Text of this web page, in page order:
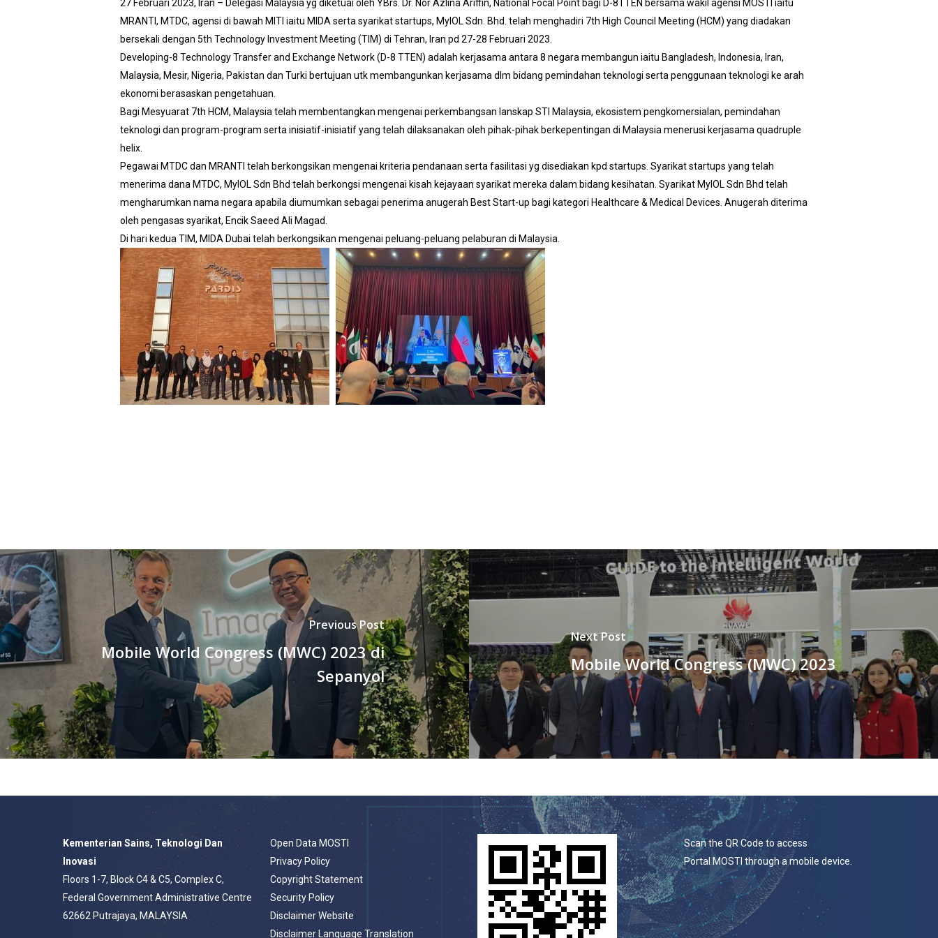
27 Februari 2023, Iran – Delegasi Malaysia yg diketuai oleh YBrs. Dr. Nor Azlina Ariffin, National Focal Point bagi D-8TTEN bersama wakil agensi MOSTI iaitu
MRANTI, MTDC, agensi di bawah MITI iaitu MIDA serta syarikat startups, MyIOL Sdn. Bhd. telah menghadiri 7th High Council Meeting (HCM) yang diadakan
bersekali dengan 5th Technology Investment Meeting (TIM) di Tehran, Iran pd 27-28 Februari 2023.
Developing-8 Technology Transfer and Exchange Network (D-8 TTEN) adalah kerjasama antara 8 negara membangun iaitu Bangladesh, Indonesia, Iran,
Malaysia, Mesir, Nigeria, Pakistan dan Turki bertujuan utk membangunkan kerjasama dlm bidang pemindahan teknologi serta penggunaan teknologi ke arah
ekonomi berasaskan pengetahuan.
Bagi Mesyuarat 7th HCM, Malaysia telah membentangkan mengenai perkembangsan lanskap STI Malaysia, ekosistem pengkomersialan, pemindahan
teknologi dan program-program serta inisiatif-inisiatif yang telah dilaksanakan oleh pihak-pihak berkepentingan di Malaysia menerusi kerjasama quadruple
helix.
Pegawai MTDC dan MRANTI telah berkongsikan mengenai kriteria pendanaan serta fasilitasi yg disediakan kpd startups. Syarikat startups yang telah
menerima dana MTDC, MyIOL Sdn Bhd telah berkongsi mengenai kisah kejayaan syarikat mereka dalam bidang kesihatan. Syarikat MyIOL Sdn Bhd telah
mengharumkan nama negara apabila diumumkan sebagai penerima anugerah Best Start-up bagi kategori Healthcare & Medical Devices. Anugerah diterima
oleh pengasas syarikat, Encik Saeed Ali Magad.
Di hari kedua TIM, MIDA Dubai telah berkongsikan mengenai peluang-peluang pelaburan di Malaysia.
Previous Post
Mobile World Congress (MWC) 2023 di
Sepanyol
Next Post
Mobile World Congress (MWC) 2023
Kementerian Sains, Teknologi Dan
Inovasi
Floors 1-7, Block C4 & C5, Complex C,
Federal Government Administrative Centre
62662 Putrajaya, MALAYSIA
Open Data MOSTI
Privacy Policy
Copyright Statement
Security Policy
Disclaimer Website
Disclaimer Language Translation
Scan the QR Code to access
Portal MOSTI through a mobile device.